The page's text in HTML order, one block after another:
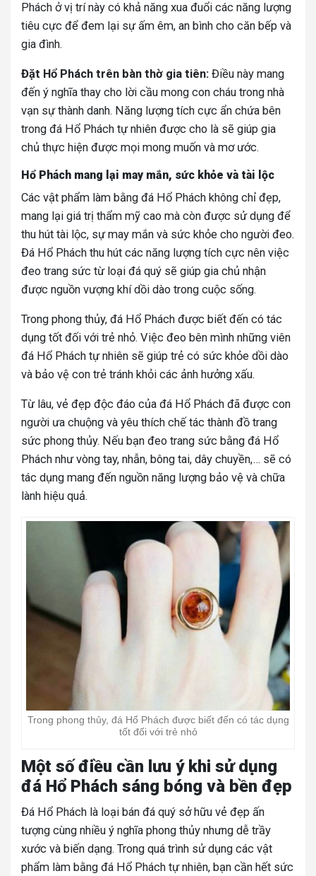
Phách ở vị trí này có khả năng xua đuổi các năng lượng
tiêu cực để đem lại sự ấm êm, an bình cho căn bếp và
gia đình.
Đặt Hổ Phách trên bàn thờ gia tiên: Điều này mang
đến ý nghĩa thay cho lời cầu mong con cháu trong nhà
vạn sự thành danh. Năng lượng tích cực ẩn chứa bên
trong đá Hổ Phách tự nhiên được cho là sẽ giúp gia
chủ thực hiện được mọi mong muốn và mơ ước.
Hổ Phách mang lại may mắn, sức khỏe và tài lộc
Các vật phẩm làm bằng đá Hổ Phách không chỉ đẹp,
mang lại giá trị thẩm mỹ cao mà còn được sử dụng để
thu hút tài lộc, sự may mắn và sức khỏe cho người đeo.
Đá Hổ Phách thu hút các năng lượng tích cực nên việc
đeo trang sức từ loại đá quý sẽ giúp gia chủ nhận
được nguồn vượng khí dồi dào trong cuộc sống.
Trong phong thủy, đá Hổ Phách được biết đến có tác
dụng tốt đối với trẻ nhỏ. Việc đeo bên mình những viên
đá Hổ Phách tự nhiên sẽ giúp trẻ có sức khỏe dồi dào
và bảo vệ con trẻ tránh khỏi các ảnh hưởng xấu.
Từ lâu, vẻ đẹp độc đáo của đá Hổ Phách đã được con
người ưa chuộng và yêu thích chế tác thành đồ trang
sức phong thủy. Nếu bạn đeo trang sức bằng đá Hổ
Phách như vòng tay, nhẫn, bông tai, dây chuyền,… sẽ có
tác dụng mang đến nguồn năng lượng bảo vệ và chữa
lành hiệu quả.
Trong phong thủy, đá Hổ Phách được biết đến có tác dụng
tốt đối với trẻ nhỏ
Một số điều cần lưu ý khi sử dụng
đá Hổ Phách sáng bóng và bền đẹp
Đá Hổ Phách là loại bán đá quý sở hữu vẻ đẹp ấn
tượng cùng nhiều ý nghĩa phong thủy nhưng dễ trầy
xước và biến dạng. Trong quá trình sử dụng các vật
phẩm làm bằng đá Hổ Phách tự nhiên, bạn cần hết sức